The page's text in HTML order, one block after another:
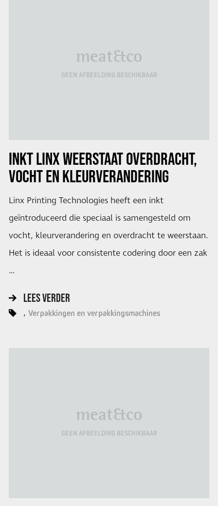
meat&co
GEEN AFBEELDING BESCHIKBAAR
INKT LINX WEERSTAAT OVERDRACHT,
VOCHT EN KLEURVERANDERING
Linx Printing Technologies heeft een inkt
geïntroduceerd die speciaal is samengesteld om
vocht, kleurverandering en overdracht te weerstaan.
Het is ideaal voor consistente codering door een zak
…
LEES VERDER
Verpakkingen en verpakkingsmachines
meat&co
GEEN AFBEELDING BESCHIKBAAR